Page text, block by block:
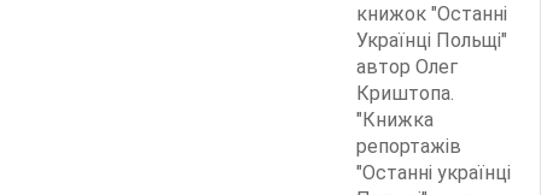
книжок "Останні
Українці Польщі"
автор Олег
Криштопа.
"Книжка
репортажів
"Останні українці